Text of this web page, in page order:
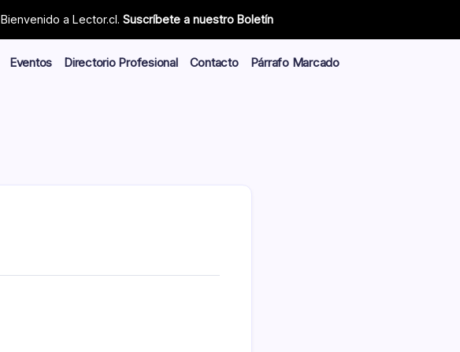
Bienvenido a Lector.cl. Suscríbete a nuestro Boletín
Eventos Directorio Profesional Contacto
Párrafo Marcado